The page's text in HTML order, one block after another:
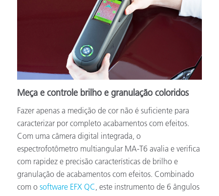
Meça e controle brilho e granulação coloridos
Fazer apenas a medição de cor não é suficiente para
caracterizar por completo acabamentos com efeitos.
Com uma câmera digital integrada, o
espectrofotômetro multiangular MA-T6 avalia e verifica
com rapidez e precisão características de brilho e
granulação de acabamentos com efeitos. Combinado
com o software EFX QC, este instrumento de 6 ângulos